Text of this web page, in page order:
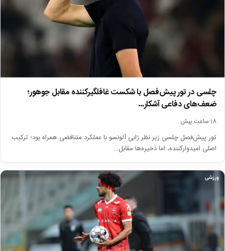
چلسی در تور پیش‌فصل با شکست غافلگیرکننده مقابل جوهور؛
ضعف‌های دفاعی آشکار…
18 ساعت پیش
تور پیش‌فصل چلسی زیر نظر ژابی آلونسو با عملکرد متناقضی همراه بود؛ ترکیب
اصلی امیدوارکننده، اما ذخیره‌ها مقابل…
ورزشی